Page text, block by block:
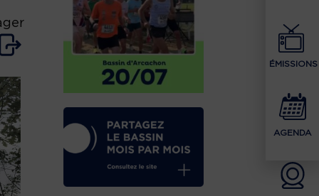
ÉMISSIONS
AGENDA